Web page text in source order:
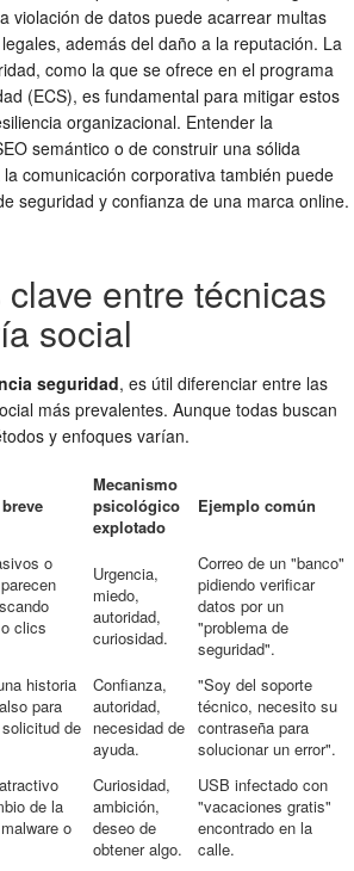
violación de datos puede acarrear multas
además del daño a la reputación. La
como la que se ofrece en el programa
(ECS), es fundamental para mitigar estos
organizacional. Entender la
semántico o de construir una sólida
comunicación corporativa también puede
seguridad y confianza de una marca online.
entre técnicas
social
seguridad, es útil diferenciar entre las
más prevalentes. Aunque todas buscan
y enfoques varían.
Mecanismo
psicológico
explotado
Ejemplo común
o
clics
Urgencia,
miedo,
autoridad,
curiosidad.
Correo de un "banco"
pidiendo verificar
datos por un
"problema de
seguridad".
historia
para
de
Confianza,
autoridad,
necesidad de
ayuda.
"Soy del soporte
técnico, necesito su
contraseña para
solucionar un error".
de la
o
Curiosidad,
ambición,
deseo de
obtener algo.
USB infectado con
"vacaciones gratis"
encontrado en la
calle.